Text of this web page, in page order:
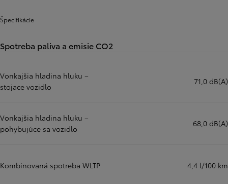
Špecifikácie
Spotreba paliva a emisie CO2
Vonkajšia hladina hluku –
stojace vozidlo
71,0 dB(A)
Vonkajšia hladina hluku –
pohybujúce sa vozidlo
68,0 dB(A)
Kombinovaná spotreba WLTP 4,4 l/100 km